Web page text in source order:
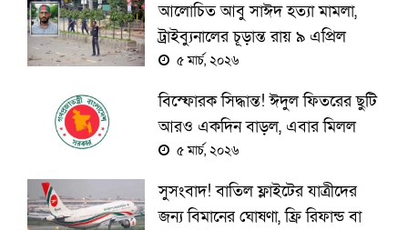
আলোচিত আবু সাঈদ হত্যা মামলা,
ট্রাইব্যুনালের চূড়ান্ত রায় ৯ এপ্রিল
ঘোষণার দিন নির্ধারণ
৫ মার্চ, ২০২৬
বিস্ফোরক সিদ্ধান্ত! ঈদুল ফিতরের ছুটি
আরও একদিন বাড়ল, এবার মিলল
টানা ৭ দিনের সুপার লং উইকেন্ড!
৫ মার্চ, ২০২৬
সুসংবাদ! বাতিল ফ্লাইটের যাত্রীদের
জন্য বিমানের ঘোষণা, ফ্রি রিফান্ড বা